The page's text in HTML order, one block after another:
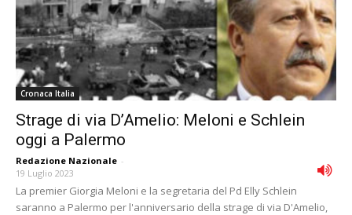
Cronaca Italia
Strage di via D’Amelio: Meloni e Schlein
oggi a Palermo
Redazione Nazionale -
19 Luglio 2023
La premier Giorgia Meloni e la segretaria del Pd Elly Schlein
saranno a Palermo per l'anniversario della strage di via D'Amelio,